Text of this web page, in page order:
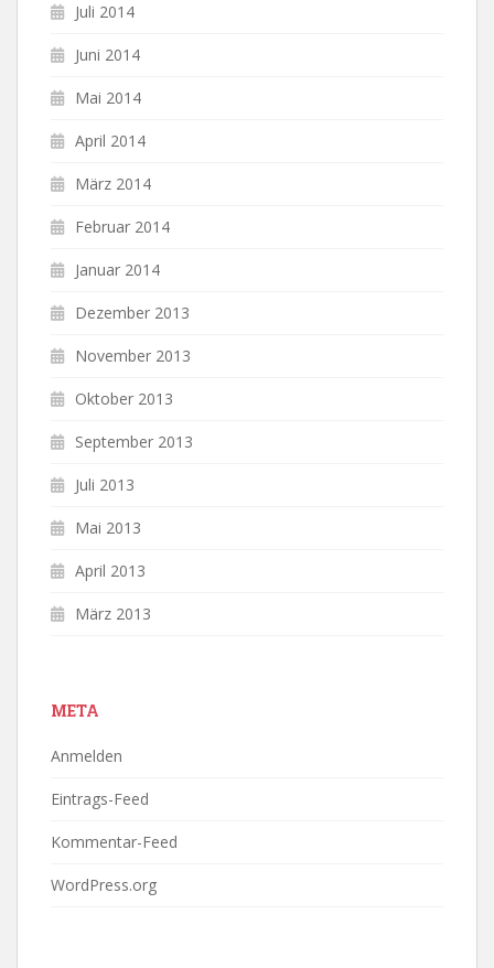
Juli 2014
Juni 2014
Mai 2014
April 2014
März 2014
Februar 2014
Januar 2014
Dezember 2013
November 2013
Oktober 2013
September 2013
Juli 2013
Mai 2013
April 2013
März 2013
META
Anmelden
Eintrags-Feed
Kommentar-Feed
WordPress.org